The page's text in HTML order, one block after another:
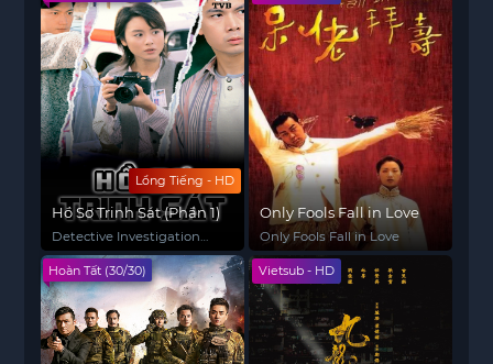
Lồng Tiếng - HD
Hồ Sơ Trinh Sát (Phần 1)
Detective Investigation
Files (Season 1)
Only Fools Fall in Love
Only Fools Fall in Love
Hoàn Tất (30/30) Vietsub - HD